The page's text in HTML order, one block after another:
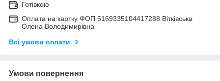
Готівкою
Оплата на картку ФОП 5169335104417288 Вітківська
Олена Володимирівна
Всі умови оплати
Умови повернення